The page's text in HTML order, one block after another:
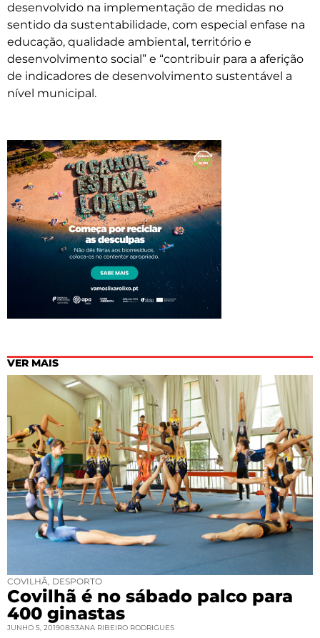
desenvolvido na implementação de medidas no
sentido da sustentabilidade, com especial enfase na
educação, qualidade ambiental, território e
desenvolvimento social” e “contribuir para a aferição
de indicadores de desenvolvimento sustentável a
nível municipal.
VER MAIS
COVILHÃ, DESPORTO
Covilhã é no sábado palco para
400 ginastas
JUNHO 5, 201908:53ANA RIBEIRO RODRIGUES